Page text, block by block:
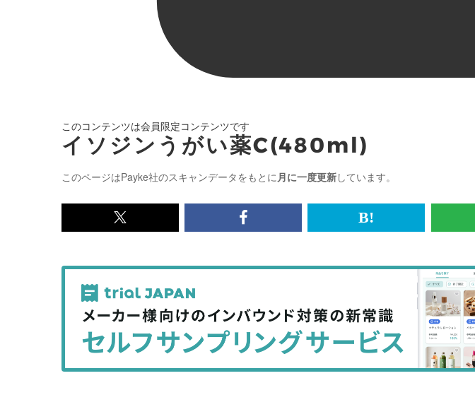
このコンテンツは会員限定コンテンツです
イソジンうがい薬C(480ml)
このページはPayke社のスキャンデータをもとに 月に一度更新しています。
x<br>
記
事
を
シ
ェ
Facebook<br>
記
を
シ
ェ
は
な
ッ
ク
マ